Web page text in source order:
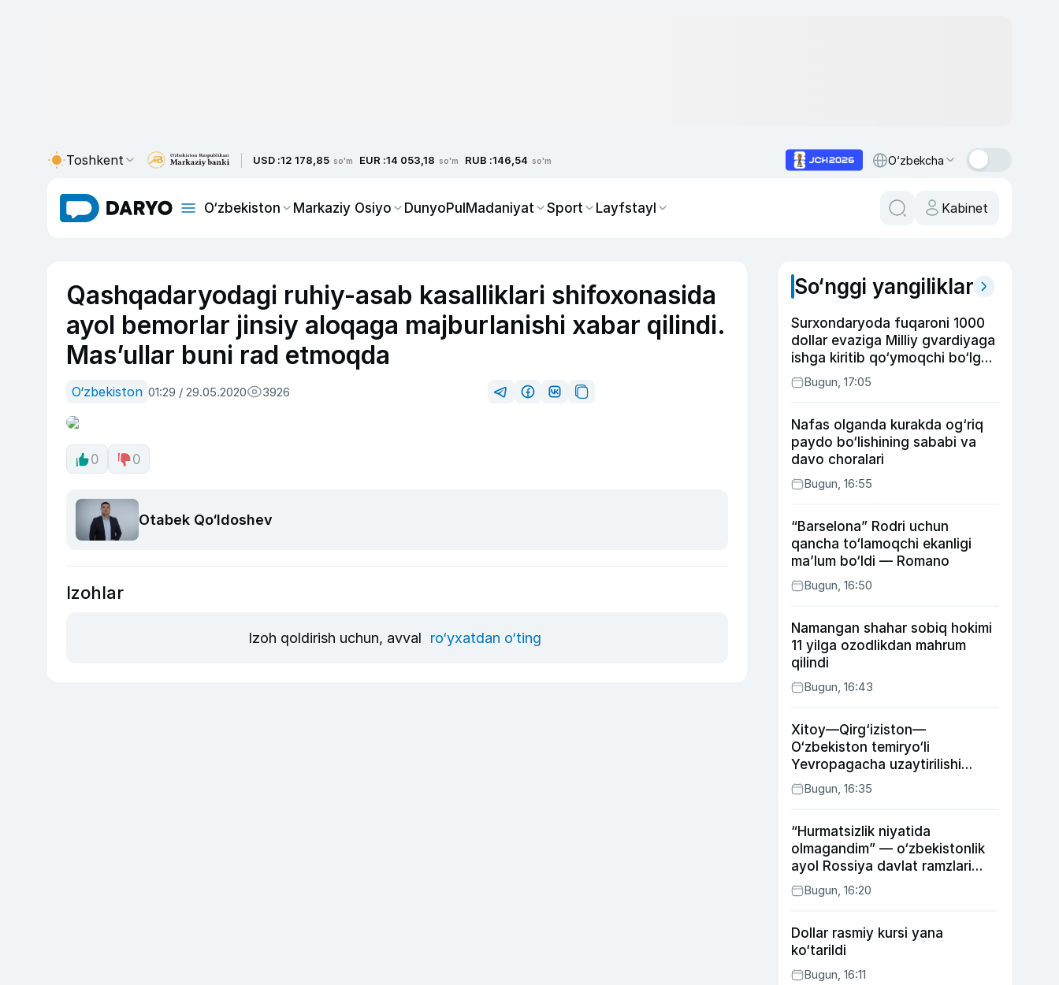
Toshkent USD :12 178,85 so'm EUR :14 053,18 so'm RUB :146,54 so'm O‘zbekcha
O‘zbekiston Markaziy Osiyo DunyoPulMadaniyat Sport Layfstayl Kabinet
Qashqadaryodagi ruhiy-asab kasalliklari shifoxonasida
ayol bemorlar jinsiy aloqaga majburlanishi xabar qilindi.
Mas’ullar buni rad etmoqda
O‘zbekiston 01:29 / 29.05.2020 3926
0 0
Otabek Qo‘ldoshev
Izohlar
Izoh qoldirish uchun, avval ro‘yxatdan o‘ting
So‘nggi yangiliklar
Surxondaryoda fuqaroni 1000
dollar evaziga Milliy gvardiyaga
ishga kiritib qo‘ymoqchi bo‘lgan
shaxs ushlandi
Bugun, 17:05
Nafas olganda kurakda og‘riq
paydo bo‘lishining sababi va
davo choralari
Bugun, 16:55
“Barselona” Rodri uchun
qancha to‘lamoqchi ekanligi
ma’lum bo‘ldi — Romano
Bugun, 16:50
Namangan shahar sobiq hokimi
11 yilga ozodlikdan mahrum
qilindi
Bugun, 16:43
Xitoy—Qirg‘iziston—
O‘zbekiston temiryo‘li
Yevropagacha uzaytirilishi
mumkin
Bugun, 16:35
“Hurmatsizlik niyatida
olmagandim” — o‘zbekistonlik
ayol Rossiya davlat ramzlari
tushirilgan poyandoz haqida
Bugun, 16:20
Dollar rasmiy kursi yana
ko‘tarildi
Bugun, 16:11